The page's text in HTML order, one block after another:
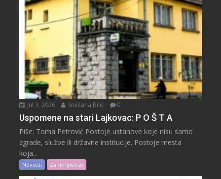
Jul 3, 2026 Snežana Bilić 0
Uspomene na stari Lajkovac: P O Š T A
Piše: Toma Petrović Postoje ustanove koje nisu samo
zgrade, službe ili državne institucije. Postoje mesta
koja...
Novosti Zanimljivosti